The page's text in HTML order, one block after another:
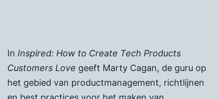
In Inspired: How to Create Tech Products
Customers Love geeft Marty Cagan, de guru op
het gebied van productmanagement, richtlijnen